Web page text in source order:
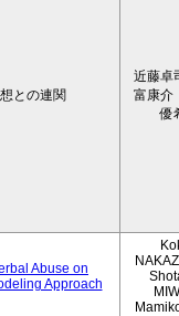
との連関
近藤卓
富康介
優
Abuse on
Approach